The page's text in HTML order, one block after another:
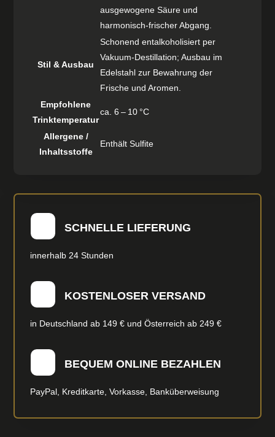
ausgewogene Säure und
harmonisch‑frischer Abgang.
Stil & Ausbau
Schonend entalkoholisiert per
Vakuum‑Destillation; Ausbau im
Edelstahl zur Bewahrung der
Frische und Aromen.
Empfohlene
Trinktemperatur
ca. 6 – 10 °C
Allergene /
Inhaltsstoffe
Enthält Sulfite
SCHNELLE LIEFERUNG
innerhalb 24 Stunden
KOSTENLOSER VERSAND
in Deutschland ab 149 € und Österreich ab 249 €
BEQUEM ONLINE BEZAHLEN
PayPal, Kreditkarte, Vorkasse, Banküberweisung